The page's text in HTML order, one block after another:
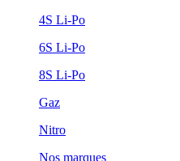
4S Li-Po
6S Li-Po
8S Li-Po
Gaz
Nitro
Nos marques